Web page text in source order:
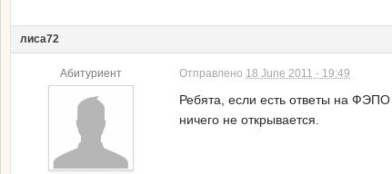
лиса72
Абитуриент Отправлено 18 June 2011 - 19:49
Ребята, если есть ответы на
ничего не открывается.